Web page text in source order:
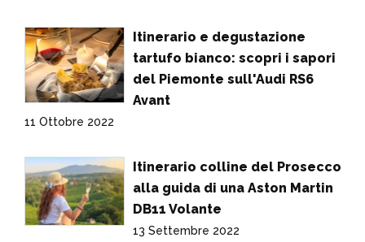
Itinerario e degustazione
tartufo bianco: scopri i sapori
del Piemonte sull'Audi RS6
Avant
11 Ottobre 2022
Itinerario colline del Prosecco
alla guida di una Aston Martin
DB11 Volante
13 Settembre 2022